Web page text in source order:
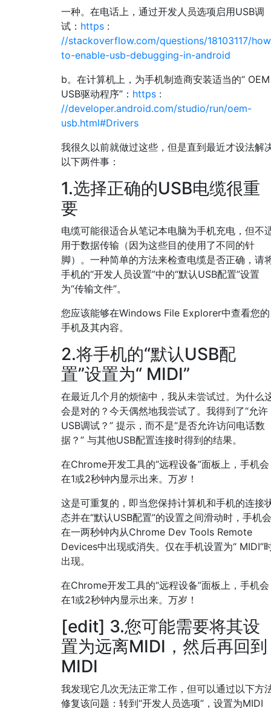
一种。在电话上，通过开发人员选项启用USB调
试： https :
//stackoverflow.com/questions/18103117/
to-enable-usb-debugging-in-android
b。在计算机上，为手机制造商安装适当的“ OEM
USB驱动程序”： https :
//developer.android.com/studio/run/oem-
usb.html#Drivers
我很久以前就做过这些，但是直到最近才设法解
以下两件事：
1.选择正确的USB电缆很重
要
电缆可能很适合从笔记本电脑为手机充电，但不
用于数据传输（因为这些目的使用了不同的针
脚）。一种简单的方法来检查电缆是否正确，请
手机的“开发人员设置”中的“默认USB配置”设置
为“传输文件”。
您应该能够在Windows File Explorer中查看您的
手机及其内容。
2.将手机的“默认USB配
置”设置为“ MIDI”
在最近几个月的烦恼中，我从未尝试过。为什么
会是对的？今天偶然地我尝试了。我得到了“允许
USB调试？” 提示，而不是“是否允许访问电话数
据？” 与其他USB配置连接时得到的结果。
在Chrome开发工具的“远程设备”面板上，手机会
在1或2秒钟内显示出来。万岁！
这是可重复的，即当您保持计算机和手机的连接
态并在“默认USB配置”的设置之间滑动时，手机会
在一两秒钟内从Chrome Dev Tools Remote
Devices中出现或消失。仅在手机设置为“ MIDI”
出现。
在Chrome开发工具的“远程设备”面板上，手机会
在1或2秒钟内显示出来。万岁！
[edit] 3.您可能需要将其设
置为远离MIDI，然后再回到
MIDI
我发现它几次无法正常工作，但可以通过以下方
修复该问题：转到“开发人员选项”，设置为MIDI